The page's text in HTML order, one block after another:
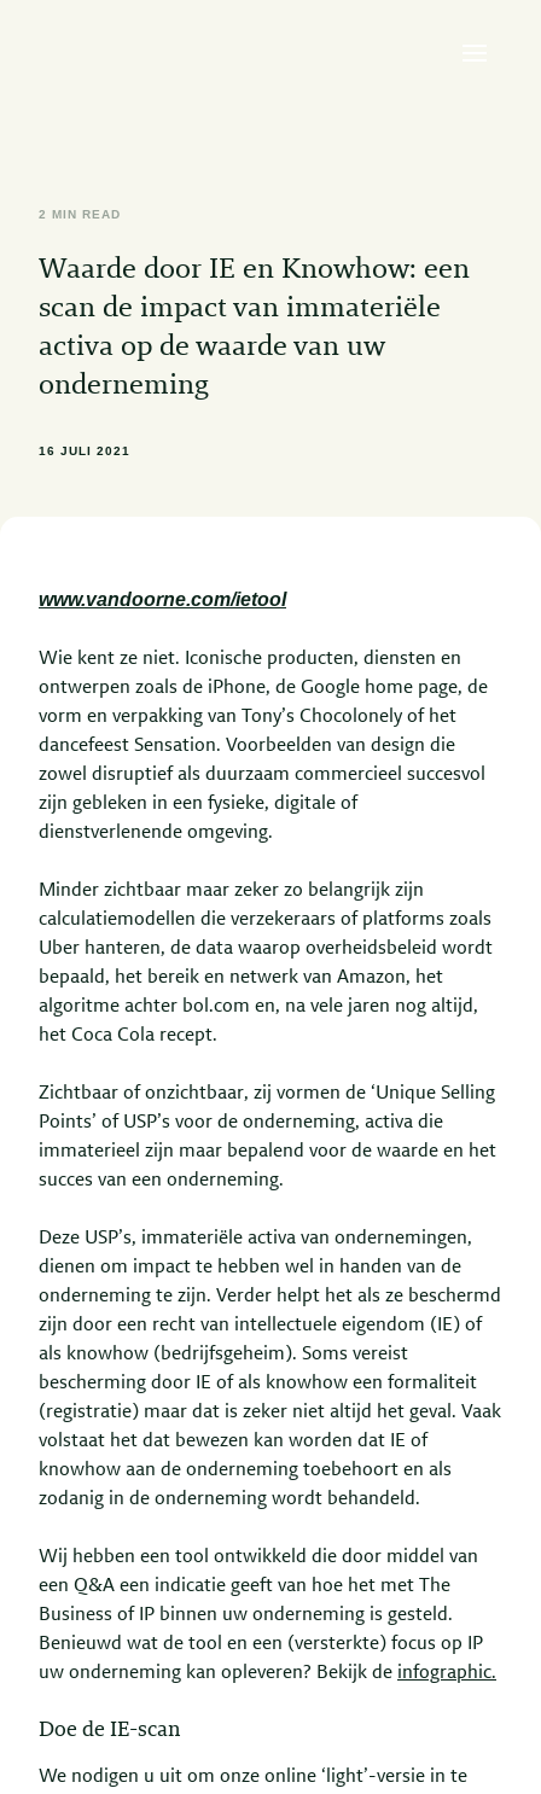
2 MIN READ
Waarde door IE en Knowhow: een
scan de impact van immateriële
activa op de waarde van uw
onderneming
16 JULI 2021
www.vandoorne.com/ietool
Wie kent ze niet. Iconische producten, diensten en
ontwerpen zoals de iPhone, de Google home page, de
vorm en verpakking van Tony’s Chocolonely of het
dancefeest Sensation. Voorbeelden van design die
zowel disruptief als duurzaam commercieel succesvol
zijn gebleken in een fysieke, digitale of
dienstverlenende omgeving.
Minder zichtbaar maar zeker zo belangrijk zijn
calculatiemodellen die verzekeraars of platforms zoals
Uber hanteren, de data waarop overheidsbeleid wordt
bepaald, het bereik en netwerk van Amazon, het
algoritme achter bol.com en, na vele jaren nog altijd,
het Coca Cola recept.
Zichtbaar of onzichtbaar, zij vormen de ‘Unique Selling
Points’ of USP’s voor de onderneming, activa die
immaterieel zijn maar bepalend voor de waarde en het
succes van een onderneming.
Deze USP’s, immateriële activa van ondernemingen,
dienen om impact te hebben wel in handen van de
onderneming te zijn. Verder helpt het als ze beschermd
zijn door een recht van intellectuele eigendom (IE) of
als knowhow (bedrijfsgeheim). Soms vereist
bescherming door IE of als knowhow een formaliteit
(registratie) maar dat is zeker niet altijd het geval. Vaak
volstaat het dat bewezen kan worden dat IE of
knowhow aan de onderneming toebehoort en als
zodanig in de onderneming wordt behandeld.
Wij hebben een tool ontwikkeld die door middel van
een Q&A een indicatie geeft van hoe het met The
Business of IP binnen uw onderneming is gesteld.
Benieuwd wat de tool en een (versterkte) focus op IP
uw onderneming kan opleveren? Bekijk de infographic.
Doe de IE-scan
We nodigen u uit om onze online ‘light’-versie in te